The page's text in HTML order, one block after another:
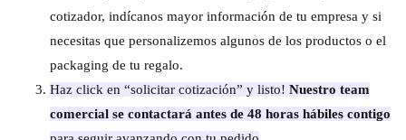
cotizador, indícanos mayor información de tu empresa y si
necesitas que personalizemos algunos de los productos o el
packaging de tu regalo.
Haz click en “solicitar cotización” y listo! Nuestro team
comercial se contactará antes de 48 horas hábiles contigo